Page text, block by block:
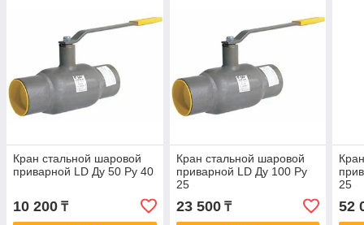
Кран стальной шаровой
приварной LD Ду 50 Ру 40
10 200 ₸
Кран стальной шаровой
приварной LD Ду 100 Ру
25
23 500₸
25
52